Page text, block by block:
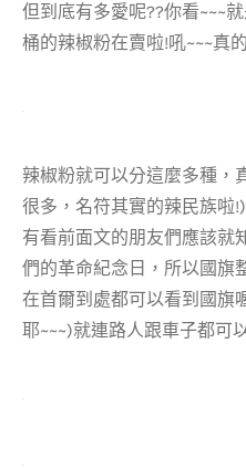
但到底有多愛呢??你看~~~
桶的辣椒粉在賣啦!吼~~~真
辣椒粉就可以分這麼多種，
很多，名符其實的辣民族啦!)
有看前面文的朋友們應該就
們的革命紀念日，所以國旗
在首爾到處都可以看到國旗
耶~~~)就連路人跟車子都可